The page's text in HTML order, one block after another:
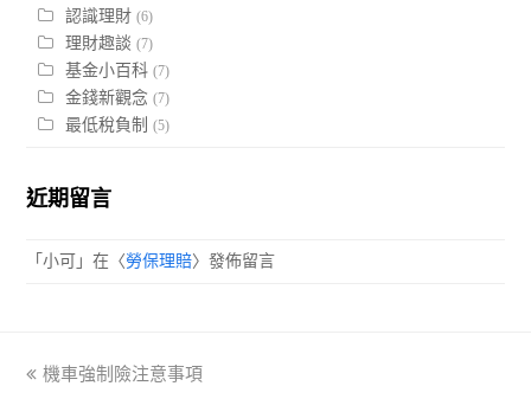
認識理財 (6)
理財趣談 (7)
基金小百科 (7)
金錢新觀念 (7)
最低稅負制 (5)
近期留言
「小可 」在〈勞保理賠〉發佈留言
previous
機車強制險注意事項